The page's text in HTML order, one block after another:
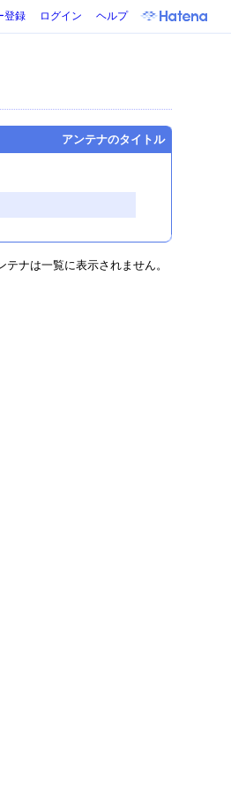
登録 ログイン ヘルプ
アンテナのタイトル
テナは一覧に表示されません。